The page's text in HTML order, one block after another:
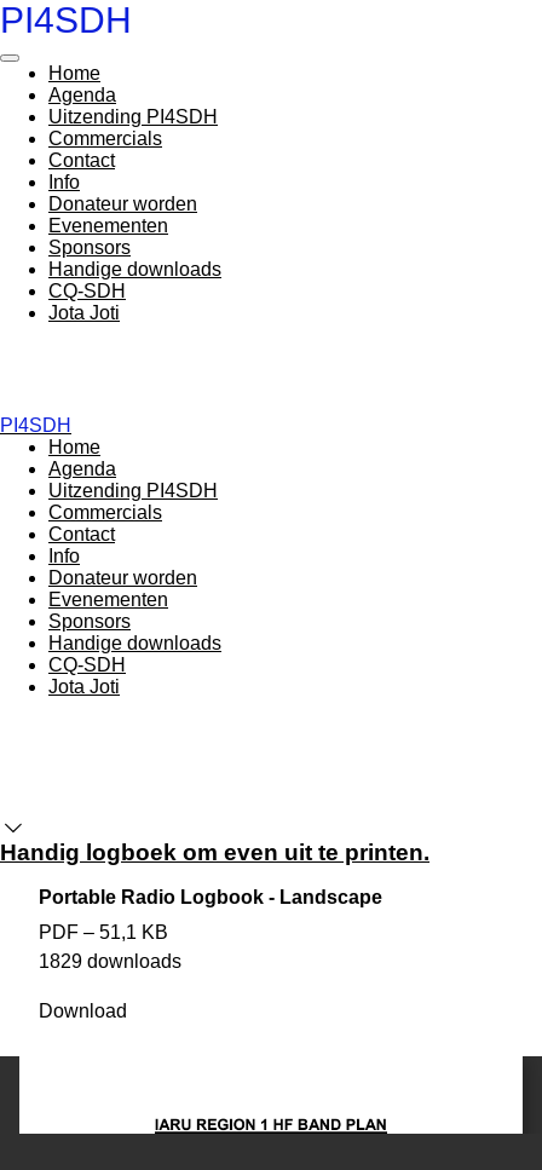
Ga
naar
hoofdinhoud
PI4SDH
Home
Agenda
Uitzending PI4SDH
Commercials
Contact
Info
Donateur worden
Evenementen
Sponsors
Handige downloads
CQ-SDH
Jota Joti
PI4SDH
Home
Agenda
Uitzending PI4SDH
Commercials
Contact
Info
Donateur worden
Evenementen
Sponsors
Handige downloads
CQ-SDH
Jota Joti
Handig logboek om even uit te printen.
Portable Radio Logbook - Landscape
PDF – 51,1 KB
1829 downloads
Download